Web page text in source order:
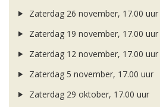
Zaterdag 26 november, 17.00 uur
Zaterdag 19 november, 17.00 uur
Zaterdag 12 november, 17.00 uur
Zaterdag 5 november, 17.00 uur
Zaterdag 29 oktober, 17.00 uur